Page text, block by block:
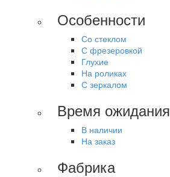
Особенности
Со стеклом
С фрезеровкой
Глухие
На роликах
С зеркалом
Время ожидания
В наличии
На заказ
Фабрика